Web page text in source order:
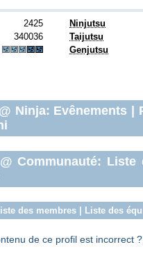
2425
Ninjutsu
340036
Taijutsu
Genjutsu
@ Ninja: Evênements
@ Communauté: Liste
des membres| Liste des
de ce profil est incorrect